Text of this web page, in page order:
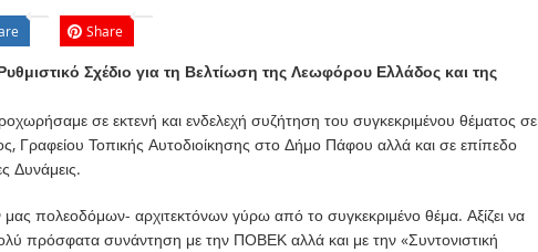
Share
Σχέδιο για τη Βελτίωση της Λεωφόρου Ελλάδος και της
σε εκτενή και ενδελεχή συζήτηση του συγκεκριμένου θέματος σε
Γραφείου Τοπικής Αυτοδιοίκησης στο Δήμο Πάφου αλλά και σε επίπεδο
Δυνάμεις.
πολεοδόμων- αρχιτεκτόνων γύρω από το συγκεκριμένο θέμα. Αξίζει να
πρόσφατα συνάντηση με την ΠΟΒΕΚ αλλά και με την «Συντονιστική